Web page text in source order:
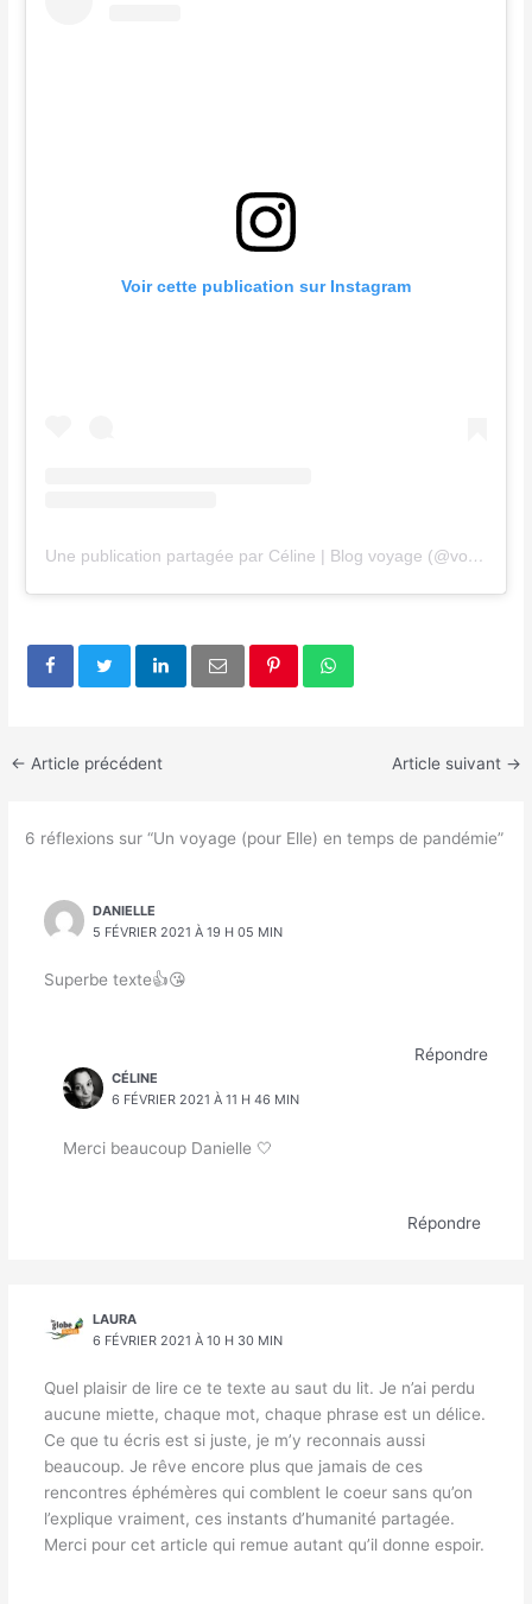
Voir cette publication sur Instagram
Une publication partagée par Céline | Blog voyage (@voyages_dune_plume)
← Article précédent Article suivant →
6 réflexions sur “Un voyage (pour Elle) en temps de pandémie”
DANIELLE
5 FÉVRIER 2021 À 19 H 05 MIN
Superbe texte👍😘
Répondre
CÉLINE
6 FÉVRIER 2021 À 11 H 46 MIN
Merci beaucoup Danielle 🤍
Répondre
LAURA
6 FÉVRIER 2021 À 10 H 30 MIN
Quel plaisir de lire ce te texte au saut du lit. Je n’ai perdu
aucune miette, chaque mot, chaque phrase est un délice.
Ce que tu écris est si juste, je m’y reconnais aussi
beaucoup. Je rêve encore plus que jamais de ces
rencontres éphémères qui comblent le coeur sans qu’on
l’explique vraiment, ces instants d’humanité partagée.
Merci pour cet article qui remue autant qu’il donne espoir.